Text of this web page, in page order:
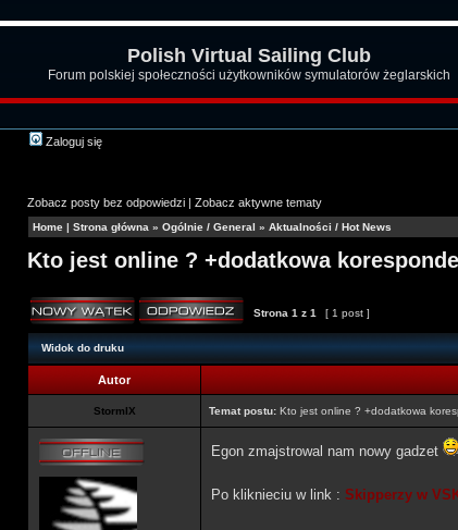
Polish Virtual Sailing Club
Forum polskiej społeczności użytkowników symulatorów żeglarskich
Zaloguj się
Zobacz posty bez odpowiedzi | Zobacz aktywne tematy
Home | Strona główna » Ogólnie / General » Aktualności / Hot News
Kto jest online ? +dodatkowa
Strona 1 z 1 [ 1 post ]
Widok do druku
Autor
StormIX Temat postu: Kto jest online ? +dodatkowa
Egon zmajstrowal nam nowy gadzet
Po kliknieciu w link : Skipperzy w